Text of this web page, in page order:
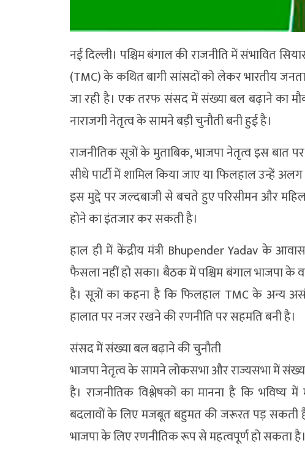
नई दिल्ली। पश्चिम बंगाल की राजनीति में संभावित
(TMC) के कथित बागी सांसदों को लेकर भारतीय
जा रही है। एक तरफ संसद में संख्या बल बढ़ाने का
नाराजगी नेतृत्व के सामने बड़ी चुनौती बनी हुई है।
राजनीतिक सूत्रों के मुताबिक, भाजपा नेतृत्व इस
सीधे पार्टी में शामिल किया जाए या फिलहाल उन्हें
इस मुद्दे पर जल्दबाजी से बचते हुए परिसीमन और
होने का इंतजार कर सकती है।
हाल ही में केंद्रीय मंत्री Bhupender Yadav के
फैसला नहीं हो सका। बैठक में पश्चिम बंगाल भाजपा के
है। सूत्रों का कहना है कि फिलहाल TMC के अन्य
हालात पर नजर रखने की रणनीति पर सहमति बनी है।
संसद में संख्या बल बढ़ाने की चुनौती
भाजपा नेतृत्व के सामने लोकसभा और राज्यसभा में
है। राजनीतिक विश्लेषकों का मानना है कि
बदलावों के लिए मजबूत बहुमत की जरूरत पड़ सकती
भाजपा के लिए रणनीतिक रूप से महत्वपूर्ण हो सकता है।